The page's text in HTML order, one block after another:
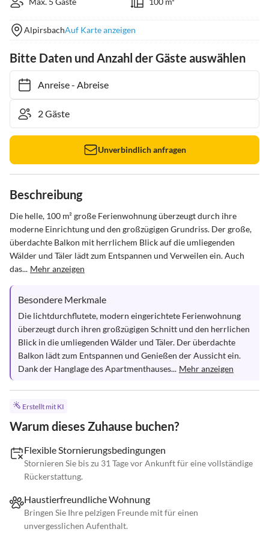
AlpirsbachAuf Karte anzeigen
Bitte Daten und Anzahl der Gäste auswählen
Anreise- Abreise
Unverbindlich anfragen
Beschreibung
Die helle, 100 m² große Ferienwohnung überzeugt durch ihre
moderne Einrichtung und den großzügigen Grundriss. Der große,
überdachte Balkon mit herrlichem Blick auf die umliegenden
Wälder und Täler lädt zum Entspannen und Verweilen ein. Auch
das... Mehr anzeigen
Besondere Merkmale
Die lichtdurchflutete, modern eingerichtete Ferienwohnung
überzeugt durch ihren großzügigen Schnitt und den herrlichen
Blick in die umliegenden Wälder und Täler. Der überdachte
Balkon lädt zum Entspannen und Genießen der Aussicht ein.
Dank der Hanglage des Apartmenthauses... Mehr anzeigen
Erstellt mit KI
Warum dieses Zuhause buchen?
Flexible Stornierungsbedingungen
Stornieren Sie bis zu 31 Tage vor Ankunft für eine vollständige
Rückerstattung.
Haustierfreundliche Wohnung
Bringen Sie Ihre pelzigen Freunde mit für einen
unvergesslichen Aufenthalt.